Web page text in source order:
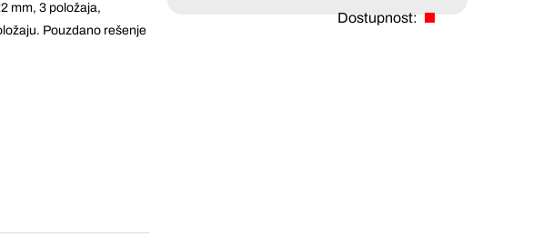
mm, 3 položaja,
Pouzdano rešenje
Dostupnost: